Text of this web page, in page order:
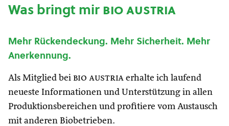
Was bringt mirbio austria
Mehr Rückendeckung. Mehr Sicherheit. Mehr
Anerkennung.
Als Mitglied bei bio austria erhalte ich laufend
neueste Informationen und Unterstützung in allen
Produktionsbereichen und profitiere vom Austausch
mit anderen Biobetrieben.